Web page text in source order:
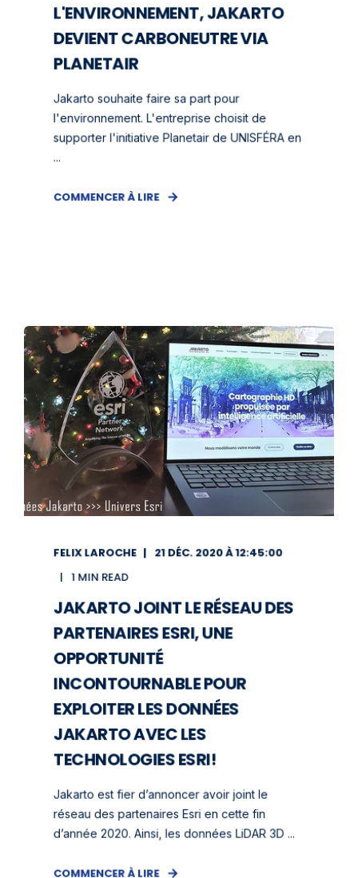
L'ENVIRONNEMENT, JAKARTO
DEVIENT CARBONEUTRE VIA
PLANETAIR
Jakarto souhaite faire sa part pour
l'environnement. L'entreprise choisit de
supporter l'initiative Planetair de UNISFÉRA en
...
COMMENCER À LIRE
FELIX LAROCHE
21 DÉC. 2020 À 12:45:00
1 MIN READ
JAKARTO JOINT LE RÉSEAU DES
PARTENAIRES ESRI, UNE
OPPORTUNITÉ
INCONTOURNABLE POUR
EXPLOITER LES DONNÉES
JAKARTO AVEC LES
TECHNOLOGIES ESRI!
Jakarto est fier d’annoncer avoir joint le
réseau des partenaires Esri en cette fin
d’année 2020. Ainsi, les données LiDAR 3D ...
COMMENCER À LIRE